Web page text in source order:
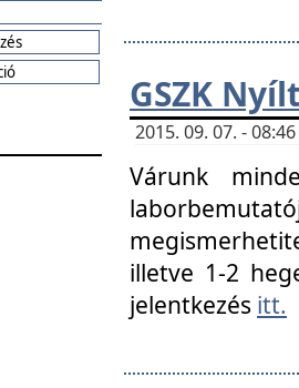
GSZK
2015. 09. 07. -
Várunk
illetve 1-2
jelentkezés itt.